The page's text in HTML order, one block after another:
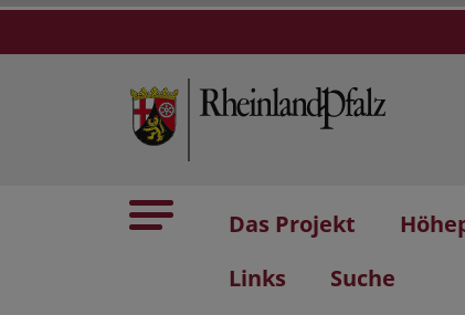
Das Projekt
Links
Suche